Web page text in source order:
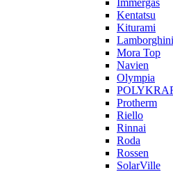
Immergas
Kentatsu
Kiturami
Lamborghini
Mora Top
Navien
Olympia
Protherm
Riello
Rinnai
Roda
Rossen
SolarVille